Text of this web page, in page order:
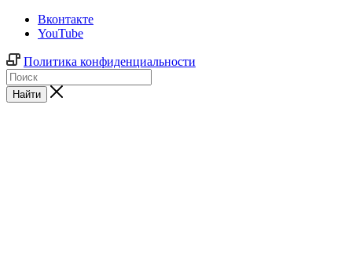
Вконтакте
YouTube
Политика конфиденциальности
Найти